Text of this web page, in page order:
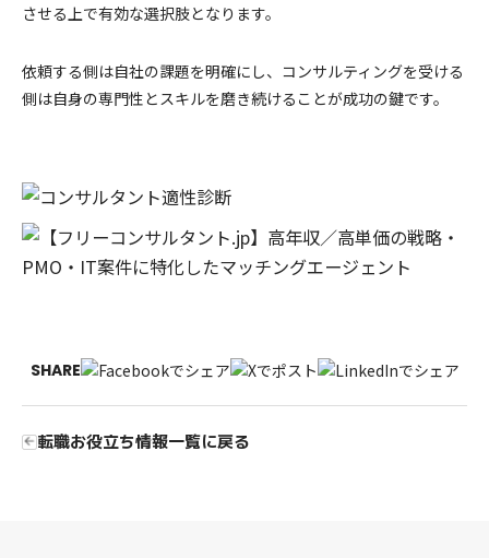
させる上で有効な選択肢となります。
依頼する側は自社の課題を明確にし、コンサルティングを受ける
側は自身の専門性とスキルを磨き続けることが成功の鍵です。
SHARE
転職お役立ち情報一覧に戻る